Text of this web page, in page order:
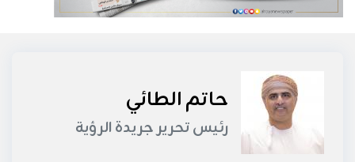
حاتم الطائي
رئيس تحرير جريدة الرؤية